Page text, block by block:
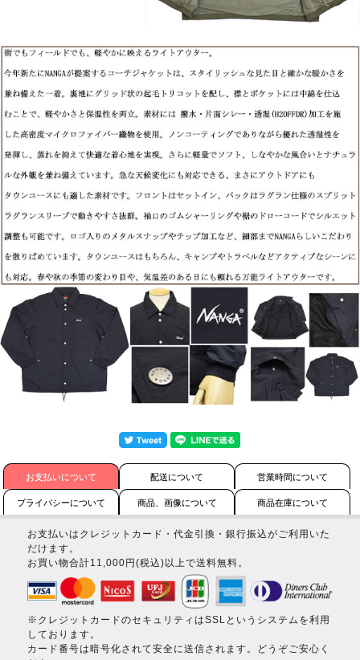
お支払いについて 配送について 営業時間について
プライバシーについて 商品、画像について 商品在庫について
お支払いはクレジットカード・代金引換・銀行振込がご利用いた
だけます。
お買い物合計11,000円(税込)以上で送料無料。
※クレジットカードのセキュリティはSSLというシステムを利用
しております。
カード番号は暗号化されて安全に送信されます。どうぞご安心く